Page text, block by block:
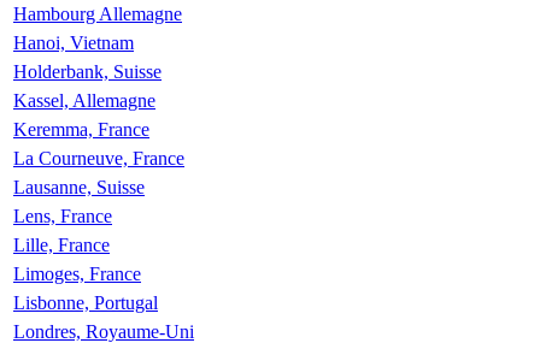
Hambourg Allemagne
Hanoi, Vietnam
Holderbank, Suisse
Kassel, Allemagne
Keremma, France
La Courneuve, France
Lausanne, Suisse
Lens, France
Lille, France
Limoges, France
Lisbonne, Portugal
Londres, Royaume-Uni